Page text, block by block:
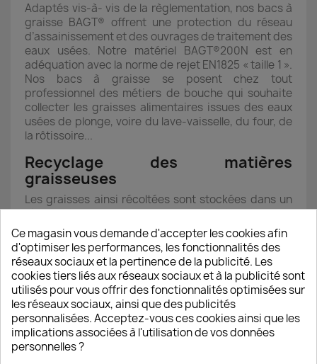
Adaptés vis-à- vis de la règlementation, nos bacs à
graisse BAGT® offrent une protection du réseau
d’assainissement et des ouvrages de traitement des
eaux usées. Notre matériel BAGT®200N est en
adéquation avec la norme de rejet EN1825 « taille 1 ».
Nos bacs à graisse se posent chez tout
professionnel des métiers de bouche qui souhaite
collecter les graisses alimentaires issues des eaux
usées de plonge, voire du lave-vaisselle, du four, de
la rôtissoire...
Recyclage des matières
graisseuses
Les graisses ainsi récoltées sont stockées dans un
fût mis à disposition par une société spécialisée
dans la collecte des HAU, les Huiles Alimentaires
Usagées. Ces matières graisseuses permettront,
après traitement, la production de bio-carburant
notamment. Pour en savoir plus sur les HAU :http://w
ww.entreprises.cci-paris-idf.fr/web/environnemen
t/dechets/dechets-non-dangereux/cadre-regleme
ntaire-huiles-alimentaires-usagees.
Subventions possibles pour lebac
à graisse obligatoire
Créer une liste d'envies ×
Nom de la liste d'envies
Ce magasin vous demande d'accepter les cookies afin
d'optimiser les performances, les fonctionnalités des
réseaux sociaux et la pertinence de la publicité. Les
cookies tiers liés aux réseaux sociaux et à la publicité sont
utilisés pour vous offrir des fonctionnalités optimisées sur
les réseaux sociaux, ainsi que des publicités
personnalisées. Acceptez-vous ces cookies ainsi que les
implications associées à l'utilisation de vos données
personnelles ?